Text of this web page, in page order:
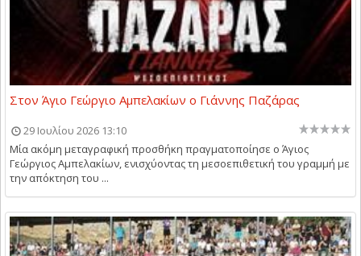
Στον Άγιο Γεώργιο Αμπελακίων ο Γιάννης Παζάρας
29 Ιουλίου 2026 13:10
Μία ακόμη μεταγραφική προσθήκη πραγματοποίησε ο Άγιος
Γεώργιος Αμπελακίων, ενισχύοντας τη μεσοεπιθετική του γραμμή με
την απόκτηση του ...